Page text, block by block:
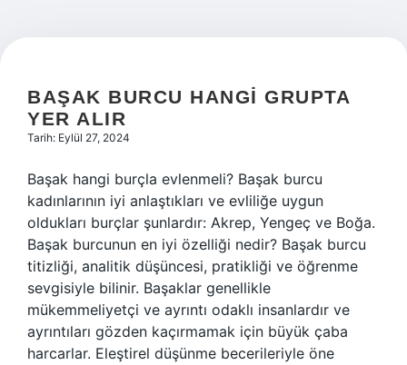
BAŞAK BURCU HANGI GRUPTA
YER ALIR
Tarih: Eylül 27, 2024
Başak hangi burçla evlenmeli? Başak burcu
kadınlarının iyi anlaştıkları ve evliliğe uygun
oldukları burçlar şunlardır: Akrep, Yengeç ve Boğa.
Başak burcunun en iyi özelliği nedir? Başak burcu
titizliği, analitik düşüncesi, pratikliği ve öğrenme
sevgisiyle bilinir. Başaklar genellikle
mükemmeliyetçi ve ayrıntı odaklı insanlardır ve
ayrıntıları gözden kaçırmamak için büyük çaba
harcarlar. Eleştirel düşünme becerileriyle öne